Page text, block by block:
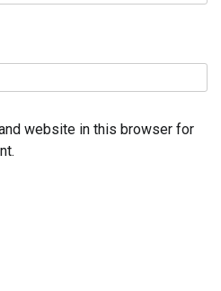
website in this browser for